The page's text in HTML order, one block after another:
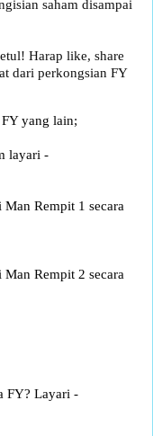
saham disampai
Harap like, share
dari perkongsian FY
yang lain;
layari -
Rempit 1 secara
Rempit 2 secara
FY? Layari -